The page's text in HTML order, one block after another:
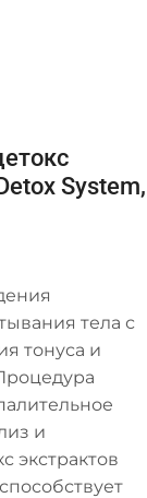
System,
тела с
тонуса и
и
экстрактов